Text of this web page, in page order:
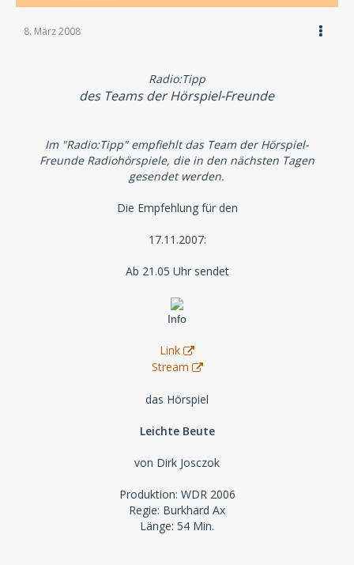
8. März 2008
Radio:Tipp
des Teams der Hörspiel-Freunde
Im "Radio:Tipp" empfiehlt das Team der Hörspiel-
Freunde Radiohörspiele, die in den nächsten Tagen
gesendet werden.
Die Empfehlung für den
17.11.2007:
Ab 21.05 Uhr sendet
Info
Link
Stream
das Hörspiel
Leichte Beute
von Dirk Josczok
Produktion: WDR 2006
Regie: Burkhard Ax
Länge: 54 Min.